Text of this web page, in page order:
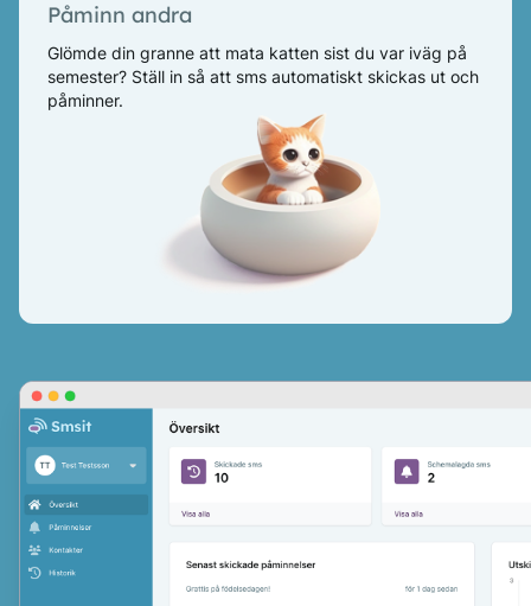
Påminn andra
Glömde din granne att mata katten sist du var iväg på
semester? Ställ in så att sms automatiskt skickas ut och
påminner.